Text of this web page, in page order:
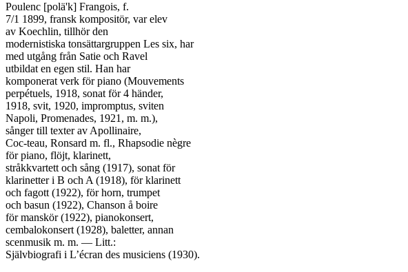
Poulenc [polä'k] Frangois, f.
7/1 1899, fransk kompositör, var elev
av Koechlin, tillhör den
modernistiska tonsättargruppen Les six, har
med utgång från Satie och Ravel
utbildat en egen stil. Han har
komponerat verk för piano (Mouvements
perpétuels, 1918, sonat för 4 händer,
1918, svit, 1920, impromptus, sviten
Napoli, Promenades, 1921, m. m.),
sånger till texter av Apollinaire,
Coc-teau, Ronsard m. fl., Rhapsodie nègre
för piano, flöjt, klarinett,
stråkkvartett och sång (1917), sonat för
klarinetter i B och A (1918), för klarinett
och fagott (1922), för horn, trumpet
och basun (1922), Chanson å boire
för manskör (1922), pianokonsert,
cembalokonsert (1928), baletter, annan
scenmusik m. m. — Litt.:
Självbiografi i L’écran des musiciens (1930).